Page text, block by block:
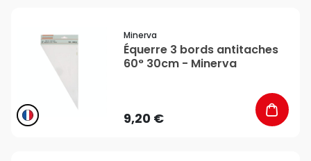
Minerva
Équerre 3 bords antitaches
60° 30cm - Minerva
9,20 €